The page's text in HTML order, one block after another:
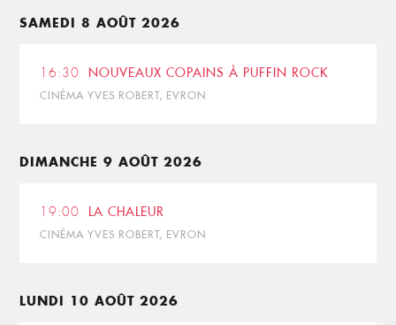
SAMEDI 8 AOÛT 2026
16:30 NOUVEAUX COPAINS À PUFFIN ROCK
CINÉMA YVES ROBERT, EVRON
DIMANCHE 9 AOÛT 2026
19:00 LA CHALEUR
CINÉMA YVES ROBERT, EVRON
LUNDI 10 AOÛT 2026